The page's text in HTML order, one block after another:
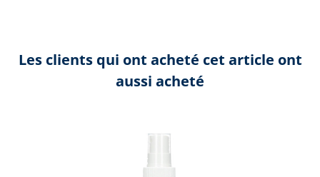
Les clients qui ont acheté cet article ont
aussi acheté
Ignorer la galerie de produits